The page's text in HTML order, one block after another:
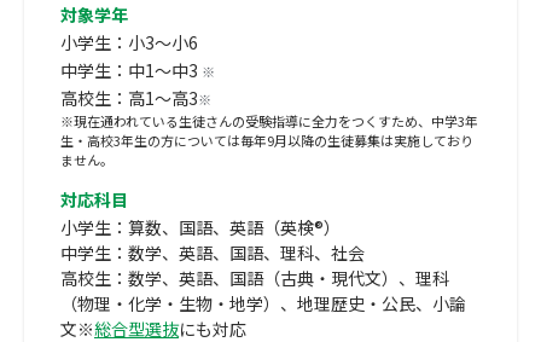
対象学年
小学生：小3～小6
中学生：中1～中3 ※
高校生：高1～高3※
※現在通われている生徒さんの受験指導に全力をつくすため、中学3年
生・高校3年生の方については毎年9月以降の生徒募集は実施しており
ません。
対応科目
小学生：算数、国語、英語（英検®）
中学生：数学、英語、国語、理科、社会
高校生：数学、英語、国語（古典・現代文）、理科
（物理・化学・生物・地学）、地理歴史・公民、小論
文※総合型選抜にも対応